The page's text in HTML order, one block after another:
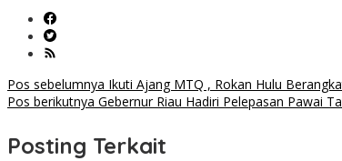
Navigasi
Pos sebelumnya Ikuti Ajang MTQ , Rokan Hulu
Pos berikutnya Gebernur Riau Hadiri Pelepasan Pawai
Posting Terkait